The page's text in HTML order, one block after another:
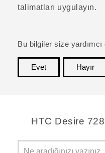
talimatları uygulayın.
Bu bilgiler size
Evet
Hayır
HTC Desire